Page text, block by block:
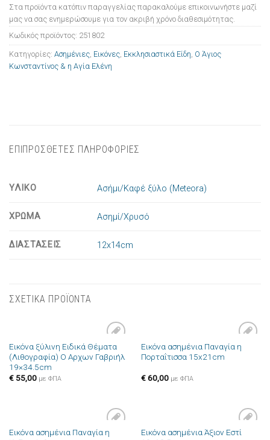
Στα προϊόντα κατόπιν παραγγελίας παρακαλούμε επικοινωνήστε μαζί
μας να σας ενημερώσουμε για τον ακριβή χρόνο διαθεσιμότητας.
Κωδικός προϊόντος: 251802
Κατηγορίες: Ασημένιες Εικόνες Εκκλησιαστικά Είδη Ο Άγιος
Κωνσταντίνος & η Αγία Ελένη
ΕΠΙΠΡΟΣΘΕΤΕΣ ΠΛΗΡΟΦΟΡΙΕΣ
ΥΛΙΚΟ Ασήμι/Καφέ ξύλο (Meteora)
ΧΡΩΜΑ Ασημί/Χρυσό
ΔΙΑΣΤΑΣΕΙΣ 12x14cm
ΣΧΕΤΙΚΑ ΠΡΟΪΟΝΤΑ
Πρόσθήκη
στην λίστα
Εικόνα ξύλινη Ειδικά Θέματα
(Λιθογραφία) Ο Αρχων Γαβριήλ
19×34.5cm
€55,00 με ΦΠΑ
Πρόσθήκη
στην λίστα
Εικόνα ασημένια Παναγία η
Πορταΐτισσα 15x21cm
€60,00 με ΦΠΑ
Πρόσθήκη
Εικόνα ασημένια Παναγία η
Πρόσθήκη
Εικόνα ασημένια Άξιον Εστί